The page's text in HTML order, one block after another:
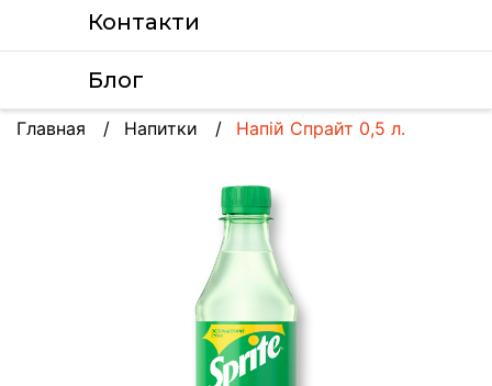
Контакти
Блог
Главная Напитки Напій Спрайт 0,5 л.